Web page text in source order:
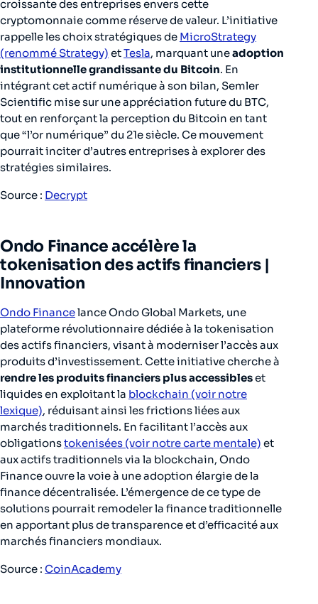
croissante des entreprises envers cette
cryptomonnaie comme réserve de valeur. L’initiative
rappelle les choix stratégiques de MicroStrategy
(renommé Strategy) etTesla, marquant uneadoption
institutionnelle grandissante du Bitcoin. En
intégrant cet actif numérique à son bilan, Semler
Scientific mise sur une appréciation future du BTC,
tout en renforçant la perception du Bitcoin en tant
que “l’or numérique” du 21e siècle. Ce mouvement
pourrait inciter d’autres entreprises à explorer des
stratégies similaires.
Source : Decrypt
Ondo Finance accélère la
tokenisation des actifs financiers |
Innovation
Ondo Financelance Ondo Global Markets, une
plateforme révolutionnaire dédiée à la tokenisation
des actifs financiers, visant à moderniser l’accès aux
produits d’investissement. Cette initiative cherche à
rendre les produits financiers plus accessibleset
liquides en exploitant la blockchain (voir notre
lexique), réduisant ainsi les frictions liées aux
marchés traditionnels. En facilitant l’accès aux
obligationstokenisées (voir notre carte mentale) et
aux actifs traditionnels via la blockchain, Ondo
Finance ouvre la voie à une adoption élargie de la
finance décentralisée. L’émergence de ce type de
solutions pourrait remodeler la finance traditionnelle
en apportant plus de transparence et d’efficacité aux
marchés financiers mondiaux.
Source : CoinAcademy